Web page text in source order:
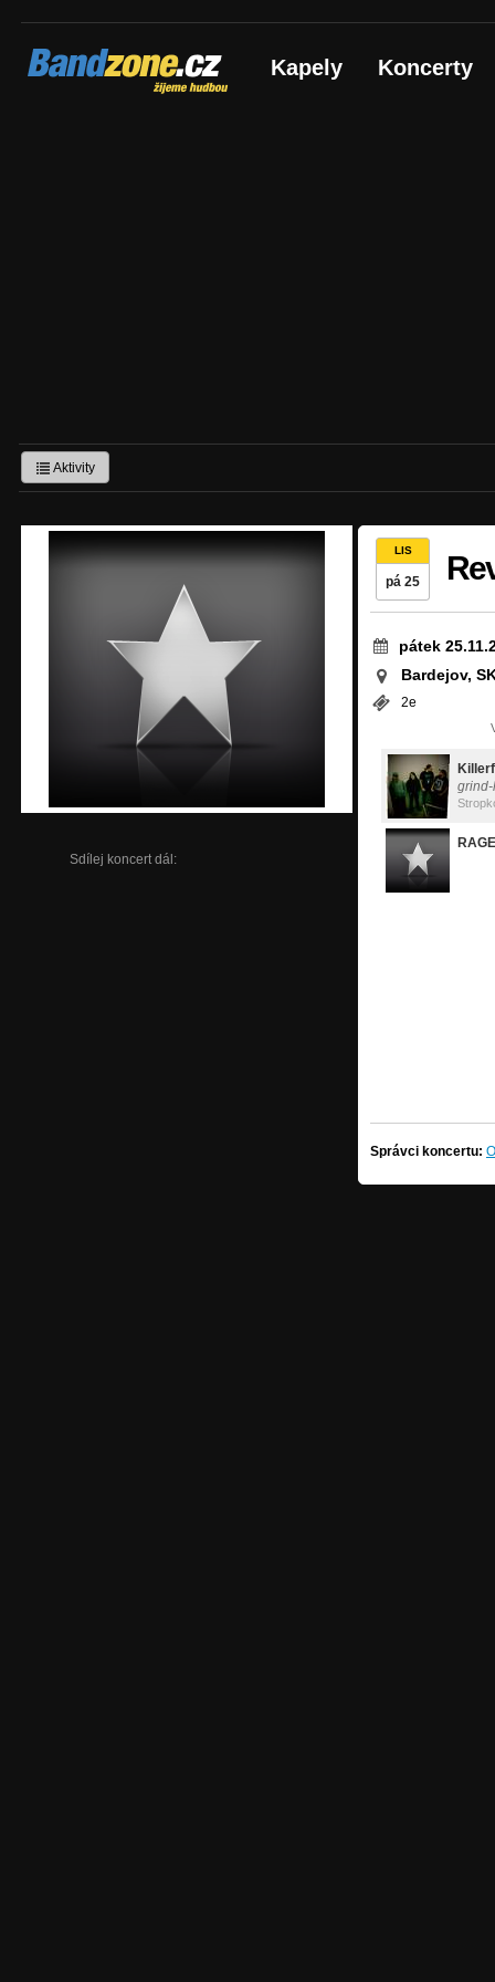
Bandzone.cz
žijeme hudbou Kapely Koncerty
Aktivity
Sdílej koncert dál:
LIS
pá 25
pátek
Bardejov,
2e
Správci koncertu: